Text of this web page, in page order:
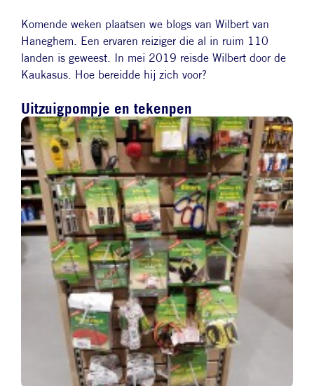
Komende weken plaatsen we blogs van Wilbert van
Haneghem. Een ervaren reiziger die al in ruim 110
landen is geweest. In mei 2019 reisde Wilbert door de
Kaukasus. Hoe bereidde hij zich voor?
Uitzuigpompje en tekenpen